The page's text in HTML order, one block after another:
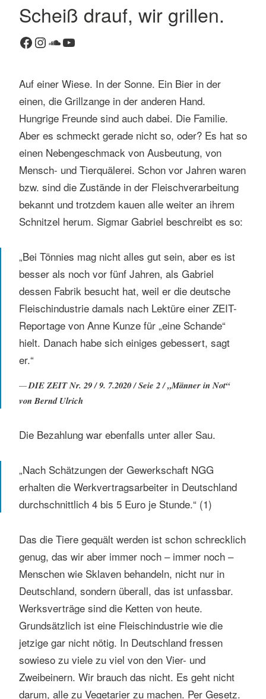
Scheiß drauf, wir grillen.
Facebook
Instagram
SoundCloud
YouTube
Auf einer Wiese. In der Sonne. Ein Bier in der
einen, die Grillzange in der anderen Hand.
Hungrige Freunde sind auch dabei. Die Familie.
Aber es schmeckt gerade nicht so, oder? Es hat so
einen Nebengeschmack von Ausbeutung, von
Mensch- und Tierquälerei. Schon vor Jahren waren
bzw. sind die Zustände in der Fleischverarbeitung
bekannt und trotzdem kauen alle weiter an ihrem
Schnitzel herum. Sigmar Gabriel beschreibt es so:
„Bei Tönnies mag nicht alles gut sein, aber es ist
besser als noch vor fünf Jahren, als Gabriel
dessen Fabrik besucht hat, weil er die deutsche
Fleischindustrie damals nach Lektüre einer ZEIT-
Reportage von Anne Kunze für „eine Schande“
hielt. Danach habe sich einiges gebessert, sagt
er.“
DIE ZEIT Nr. 29 / 9. 7.2020 / Seie 2 / „Männer in Not“
von Bernd Ulrich
Die Bezahlung war ebenfalls unter aller Sau.
„Nach Schätzungen der Gewerkschaft NGG
erhalten die Werkvertragsarbeiter in Deutschland
durchschnittlich 4 bis 5 Euro je Stunde.“ (1)
Das die Tiere gequält werden ist schon schrecklich
genug, das wir aber immer noch – immer noch –
Menschen wie Sklaven behandeln, nicht nur in
Deutschland, sondern überall, das ist unfassbar.
Werksverträge sind die Ketten von heute.
Grundsätzlich ist eine Fleischindustrie wie die
jetzige gar nicht nötig. In Deutschland fressen
sowieso zu viele zu viel von den Vier- und
Zweibeinern. Wir brauch das nicht. Es geht nicht
darum, alle zu Vegetarier zu machen. Per Gesetz.